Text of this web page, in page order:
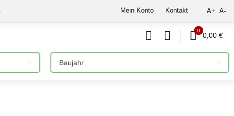
Mein Konto Kontakt A+ A-
0
0,00 €